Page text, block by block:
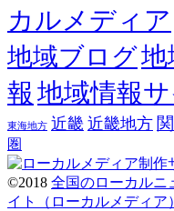
カルメディア
地域ブログ地
報 地域情報サ
東海地方 近畿 近畿地方
圏
©2018 全国のローカルニ
イト（ローカルメディ